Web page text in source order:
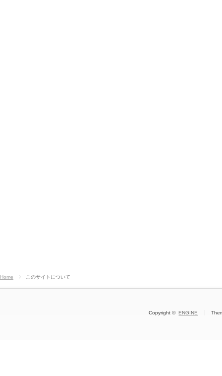
Home このサイトについて
Copyright ©ENGINE